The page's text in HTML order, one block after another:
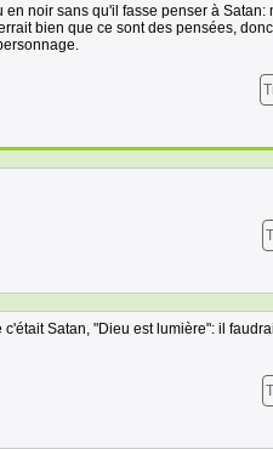
noir sans qu'il fasse penser à Satan:
bien que ce sont des pensées,
Satan, "Dieu est lumière": il